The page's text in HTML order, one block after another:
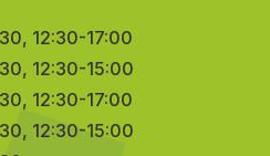
12:30-17:00
12:30-15:00
12:30-17:00
12:30-15:00